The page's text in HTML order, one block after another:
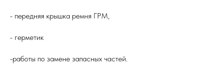
- передняя крышка ремня ГРМ,
- герметик
-работы по замене запасных частей.